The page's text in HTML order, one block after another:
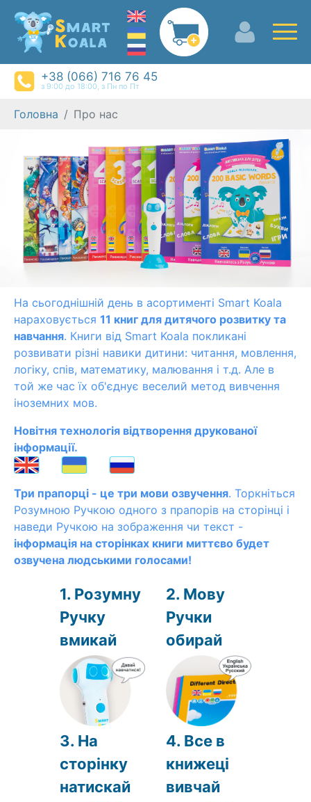
+38 (066) 716 76 45
з 9:00 до 18:00, з Пн по Пт
Головна Про нас
На сьогоднішній день в асортименті Smart Koala
нараховується 11 книг для дитячого розвитку та
навчання. Книги від Smart Koala покликані
розвивати різні навики дитини: читання, мовлення,
логіку, спів, математику, малювання і т.д. Але в
той же час їх об'єднує веселий метод вивчення
іноземних мов.
Новітня технологія відтворення друкованої
інформації.
Три прапорці - це три мови озвучення. Торкніться
Розумною Ручкою одного з прапорів на сторінці і
наведи Ручкою на зображення чи текст -
інформація на сторінках книги миттєво будет
озвучена людськими голосами!
1. Розумну
Ручку
вмикай
2. Мову
Ручки
обирай
3. На
сторінку
натискай
4. Все в
книжеці
вивчай